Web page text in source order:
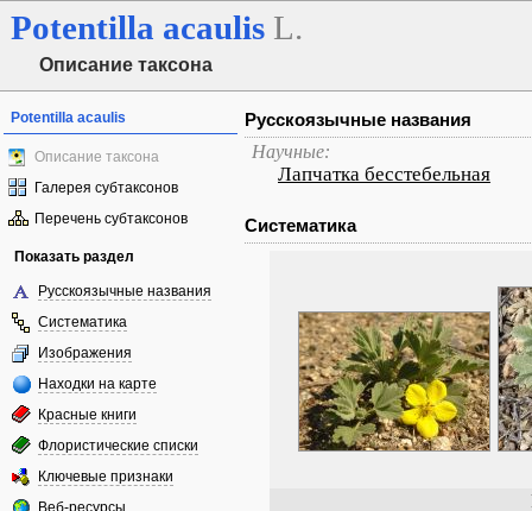
Potentilla acaulis L.
Описание таксона
Potentilla acaulis
Описание таксона
Галерея субтаксонов
Перечень субтаксонов
Показать раздел
Русскоязычные названия
Систематика
Изображения
Находки на карте
Красные книги
Флористические списки
Ключевые признаки
Веб-ресурсы
Русскоязычные названия
Научные:
Лапчатка бесстебельная
Систематика